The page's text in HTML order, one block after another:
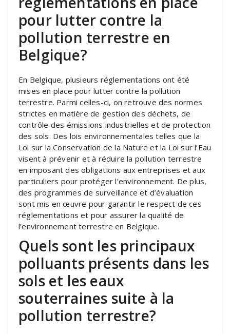
pour lutter contre la
pollution terrestre en
Belgique?
En Belgique, plusieurs réglementations ont été
mises en place pour lutter contre la pollution
terrestre. Parmi celles-ci, on retrouve des normes
strictes en matière de gestion des déchets, de
contrôle des émissions industrielles et de protection
des sols. Des lois environnementales telles que la
Loi sur la Conservation de la Nature et la Loi sur l’Eau
visent à prévenir et à réduire la pollution terrestre
en imposant des obligations aux entreprises et aux
particuliers pour protéger l’environnement. De plus,
des programmes de surveillance et d’évaluation
sont mis en œuvre pour garantir le respect de ces
réglementations et pour assurer la qualité de
l’environnement terrestre en Belgique.
Quels sont les principaux
polluants présents dans les
sols et les eaux
souterraines suite à la
pollution terrestre?